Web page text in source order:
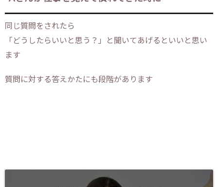
同じ質問をされたら
「どうしたらいいと思う？」と聞いてあげるといいと思い
ます
質問に対する答えかたにも段階があります